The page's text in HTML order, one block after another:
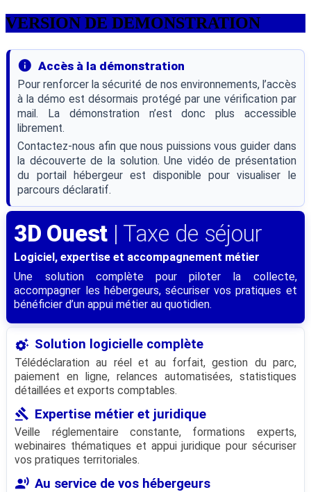
VERSION DE DEMONSTRATION
info Accès à la démonstration
Pour renforcer la sécurité de nos environnements, l’accès
à la démo est désormais protégé par une vérification par
mail. La démonstration n’est donc plus accessible
librement.
Contactez-nous afin que nous puissions vous guider dans
la découverte de la solution. Une vidéo de présentation
du portail hébergeur est disponible pour visualiser le
parcours déclaratif.
3D Ouest | Taxe de séjour
Logiciel, expertise et accompagnement métier
Une solution complète pour piloter la collecte,
accompagner les hébergeurs, sécuriser vos pratiques et
bénéficier d’un appui métier au quotidien.
settings_suggest Solution logicielle complète
Télédéclaration au réel et au forfait, gestion du parc,
paiement en ligne, relances automatisées, statistiques
détaillées et exports comptables.
gavel Expertise métier et juridique
Veille réglementaire constante, formations experts,
webinaires thématiques et appui juridique pour sécuriser
vos pratiques territoriales.
record_voice_over Au service de vos hébergeurs